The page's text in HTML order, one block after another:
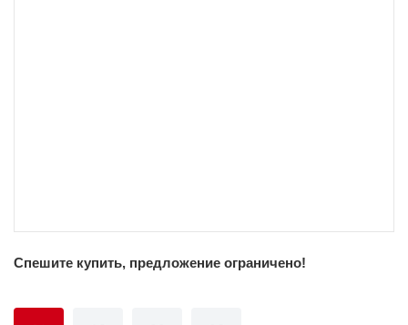
Спешите купить, предложение ограничено!